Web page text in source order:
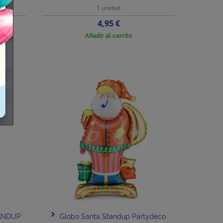
1 unidad
Precio
4,95 €
Añadir al carrito
Globo Santa Standup Partydeco